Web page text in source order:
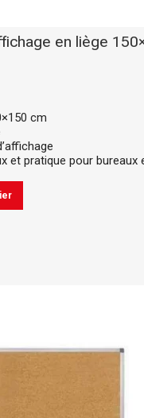
en liège
cm
et pratique pour bureaux